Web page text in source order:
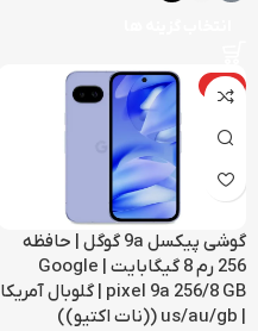
داغ
گوشی پیکسل 9a گوگل | حافظه
256 رم 8 گیگابایت | Google
pixel 9a 256/8 GB | گلوبال آمریکا